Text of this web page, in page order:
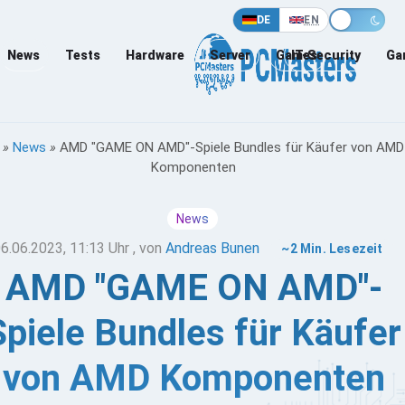
DE EN
News Tests Hardware Server Games
IT-Security
» News » AMD "GAME ON AMD"-Spiele Bundles für Käufer von AMD
Komponenten
News
11:13 Uhr , vonAndreas Bunen ~2 Min. Lesezeit
AMD "GAME ON AMD"-
Bundles für Käufer
von AMD Komponenten